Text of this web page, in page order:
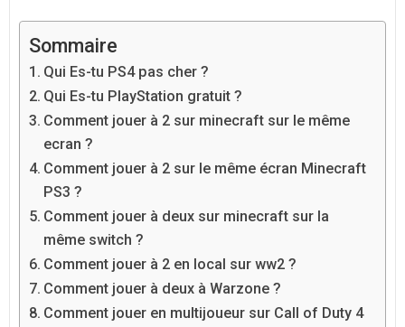
Sommaire
Qui Es-tu PS4 pas cher ?
Qui Es-tu PlayStation gratuit ?
Comment jouer à 2 sur minecraft sur le même
ecran ?
Comment jouer à 2 sur le même écran Minecraft
PS3 ?
Comment jouer à deux sur minecraft sur la
même switch ?
Comment jouer à 2 en local sur ww2 ?
Comment jouer à deux à Warzone ?
Comment jouer en multijoueur sur Call of Duty 4